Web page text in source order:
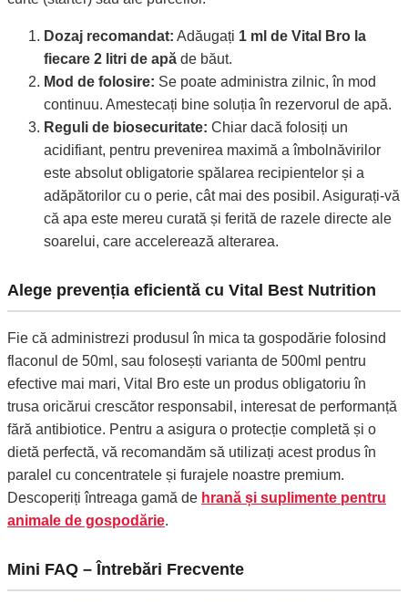
Dozaj recomandat: Adăugați 1 ml de Vital Bro la
fiecare 2 litri de apă de băut.
Mod de folosire: Se poate administra zilnic, în mod
continuu. Amestecați bine soluția în rezervorul de apă.
Reguli de biosecuritate: Chiar dacă folosiți un
acidifiant, pentru prevenirea maximă a îmbolnăvirilor
este absolut obligatorie spălarea recipientelor și a
adăpătorilor cu o perie, cât mai des posibil. Asigurați-vă
că apa este mereu curată și ferită de razele directe ale
soarelui, care accelerează alterarea.
Alege prevenția eficientă cu Vital Best Nutrition
Fie că administrezi produsul în mica ta gospodărie folosind
flaconul de 50ml, sau folosești varianta de 500ml pentru
efective mai mari, Vital Bro este un produs obligatoriu în
trusa oricărui crescător responsabil, interesat de performanță
fără antibiotice. Pentru a asigura o protecție completă și o
dietă perfectă, vă recomandăm să utilizați acest produs în
paralel cu concentratele și furajele noastre premium.
Descoperiți întreaga gamă de hrană și suplimente pentru
animale de gospodărie.
Mini FAQ – Întrebări Frecvente